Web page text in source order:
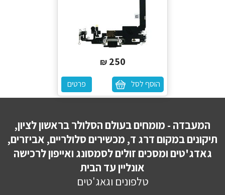
250
₪
הוסף לסל פרטים
המעבדה - מומחים בעולם הסלולר בראשון לציון,
תיקונים במקום דרג ד, מכשירים סלולריים, אביזרים,
גאדג'טים ומסכים זולים לסמסונג ואייפון לרכישה
אונליין עד הבית
טלפונים וגאג'טים